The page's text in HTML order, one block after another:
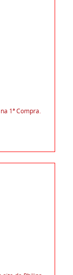
1ª Compra.